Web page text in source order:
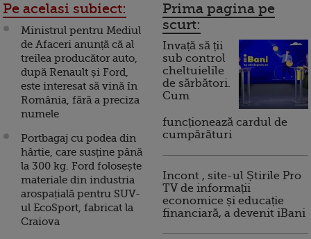
Pe acelasi subiect:
Ministrul pentru Mediul
de Afaceri anunță că al
treilea producător auto,
după Renault și Ford,
este interesat să vină în
România, fără a preciza
numele
Portbagaj cu podea din
hârtie, care susține până
la 300 kg. Ford folosește
materiale din industria
arospațială pentru SUV-
ul EcoSport, fabricat la
Craiova
Prima pagina pe
scurt:
Invață să ții
sub control
cheltuielile
de sărbători.
Cum
funcționează cardul de
cumpărături
Incont , site-ul Știrile Pro
TV de informații
economice și educație
financiară, a devenit iBani